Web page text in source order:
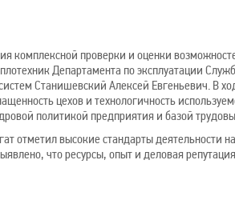
комплексной проверки и оценки
Департамента по эксплуатации
Станишевский Алексей Евгеньевич. В
цехов и технологичность
политикой предприятия и базой
отметил высокие стандарты деятельности
что ресурсы, опыт и деловая